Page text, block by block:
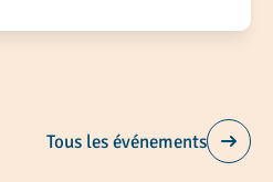
Tous les événements